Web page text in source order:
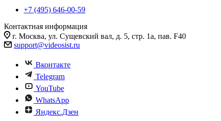
+7 (495) 646-00-59
Контактная информация
г. Москва, ул. Сущевский вал, д. 5, стр. 1а, пав. F40
support@videosist.ru
Вконтакте
Telegram
YouTube
WhatsApp
Яндекс.Дзен